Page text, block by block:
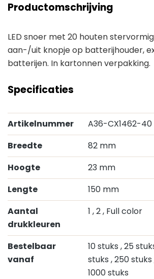
Productomschrijving
LED snoer met 20 houten
aan-/uit knopje op batterijhouder,
batterijen. In kartonnen verpakking.
Specificaties
Artikelnummer
A36-CX1462-40
Breedte
82 mm
Hoogte
23 mm
Lengte
150 mm
Aantal
drukkleuren
1 , 2, Full color
Bestelbaar
vanaf
10 stuks , 25
stuks , 250 stuks
1000 stuks